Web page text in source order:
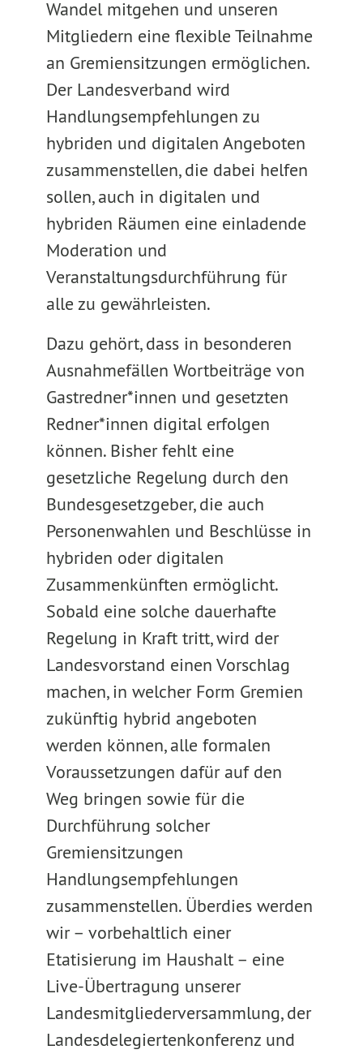
Wandel mitgehen und unseren
Mitgliedern eine flexible Teilnahme
an Gremiensitzungen ermöglichen.
Der Landesverband wird
Handlungsempfehlungen zu
hybriden und digitalen Angeboten
zusammenstellen, die dabei helfen
sollen, auch in digitalen und
hybriden Räumen eine einladende
Moderation und
Veranstaltungsdurchführung für
alle zu gewährleisten.
Dazu gehört, dass in besonderen
Ausnahmefällen Wortbeiträge von
Gastredner*innen und gesetzten
Redner*innen digital erfolgen
können. Bisher fehlt eine
gesetzliche Regelung durch den
Bundesgesetzgeber, die auch
Personenwahlen und Beschlüsse in
hybriden oder digitalen
Zusammenkünften ermöglicht.
Sobald eine solche dauerhafte
Regelung in Kraft tritt, wird der
Landesvorstand einen Vorschlag
machen, in welcher Form Gremien
zukünftig hybrid angeboten
werden können, alle formalen
Voraussetzungen dafür auf den
Weg bringen sowie für die
Durchführung solcher
Gremiensitzungen
Handlungsempfehlungen
zusammenstellen. Überdies werden
wir – vorbehaltlich einer
Etatisierung im Haushalt – eine
Live-Übertragung unserer
Landesmitgliederversammlung, der
Landesdelegiertenkonferenz und